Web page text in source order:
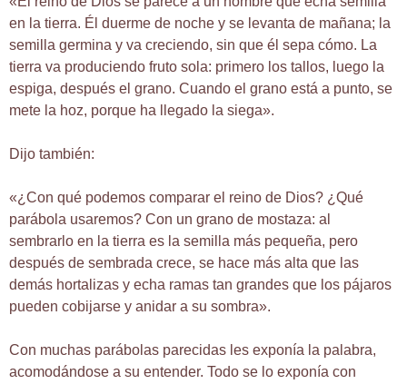
en la tierra. Él duerme de noche y se levanta de mañana; la
semilla germina y va creciendo, sin que él sepa cómo. La
tierra va produciendo fruto sola: primero los tallos, luego la
espiga, después el grano. Cuando el grano está a punto, se
mete la hoz, porque ha llegado la siega».
Dijo también:
«¿Con qué podemos comparar el reino de Dios? ¿Qué
parábola usaremos? Con un grano de mostaza: al
sembrarlo en la tierra es la semilla más pequeña, pero
después de sembrada crece, se hace más alta que las
demás hortalizas y echa ramas tan grandes que los pájaros
pueden cobijarse y anidar a su sombra».
Con muchas parábolas parecidas les exponía la palabra,
acomodándose a su entender. Todo se lo exponía con